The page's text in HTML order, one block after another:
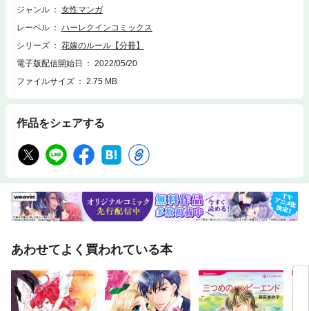
ジャンル
女性マンガ
レーベル
ハーレクインコミックス
シリーズ
花嫁のルール【分冊】
電子版配信開始日
2022/05/20
ファイルサイズ
2.75 MB
作品をシェアする
あわせてよく買われている本